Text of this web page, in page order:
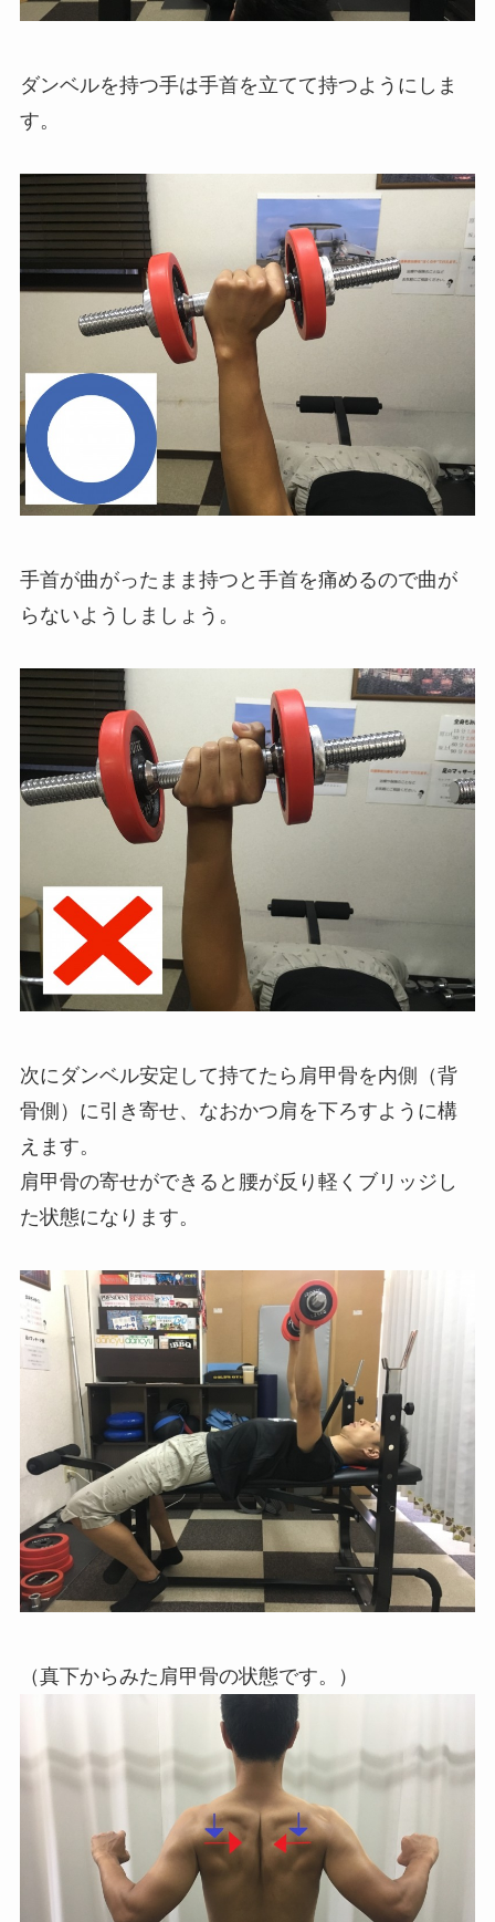
ダンベルを持つ手は手首を立てて持つようにしま
す。
手首が曲がったまま持つと手首を痛めるので曲が
らないようしましょう。
次にダンベル安定して持てたら肩甲骨を内側（背
骨側）に引き寄せ、なおかつ肩を下ろすように構
えます。
肩甲骨の寄せができると腰が反り軽くブリッジし
た状態になります。
（真下からみた肩甲骨の状態です。）